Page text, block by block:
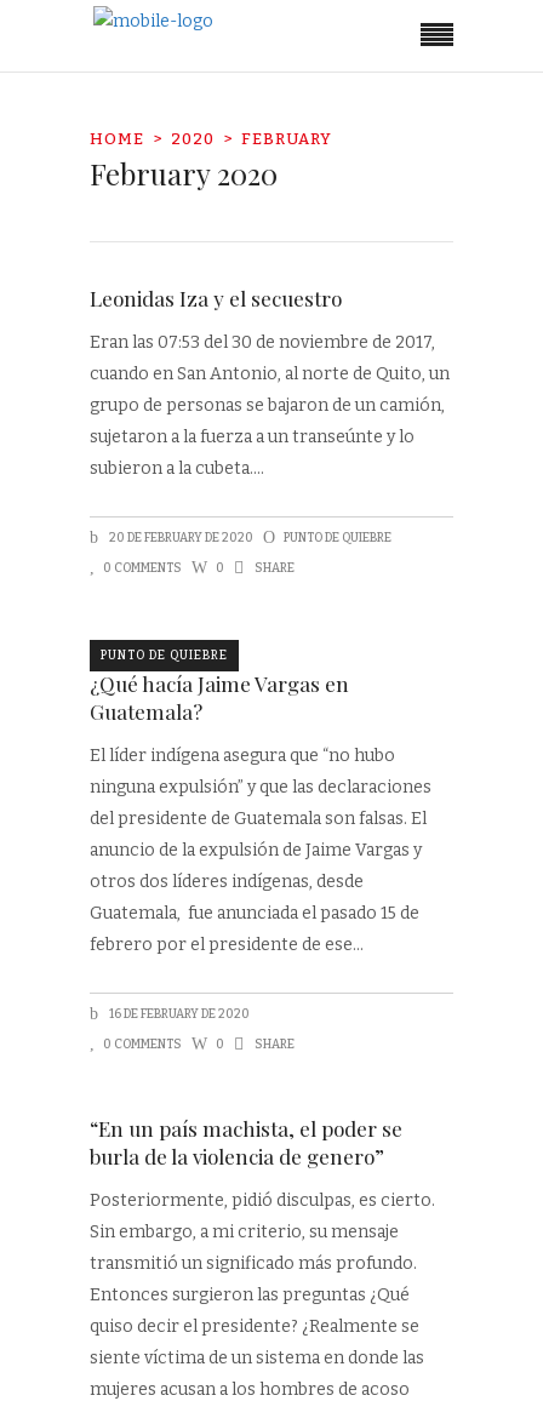
HOME 2020 FEBRUARY
February 2020
Leonidas Iza y el secuestro
Eran las 07:53 del 30 de noviembre de 2017,
cuando en San Antonio, al norte de Quito, un
grupo de personas se bajaron de un camión,
sujetaron a la fuerza a un transeúnte y lo
subieron a la cubeta.
20 DE FEBRUARY DE 2020 PUNTO DE QUIEBRE
0 COMMENTS 0 SHARE
PUNTO DE QUIEBRE
¿Qué hacía Jaime Vargas en
Guatemala?
El líder indígena asegura que “no hubo
ninguna expulsión” y que las declaraciones
del presidente de Guatemala son falsas. El
anuncio de la expulsión de Jaime Vargas y
otros dos líderes indígenas, desde
Guatemala, fue anunciada el pasado 15 de
febrero por el presidente de ese
16 DE FEBRUARY DE 2020
0 COMMENTS 0 SHARE
“En un país machista, el poder se
burla de la violencia de genero”
Posteriormente, pidió disculpas, es cierto.
Sin embargo, a mi criterio, su mensaje
transmitió un significado más profundo.
Entonces surgieron las preguntas ¿Qué
quiso decir el presidente? ¿Realmente se
siente víctima de un sistema en donde las
mujeres acusan a los hombres de acoso